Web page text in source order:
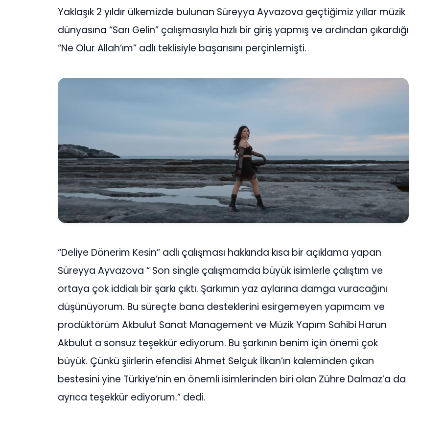
Yaklaşık 2 yıldır ülkemizde bulunan Süreyya Ayvazova geçtiğimiz yıllar müzik
dünyasına “Sarı Gelin” çalışmasıyla hızlı bir giriş yapmış ve ardından çıkardığı
“Ne Olur Allah’ım” adlı teklisiyle başarısını perçinlemişti.
“Deliye Dönerim Kesin” adlı çalışması hakkında kısa bir açıklama yapan
Süreyya Ayvazova “ Son single çalışmamda büyük isimlerle çalıştım ve
ortaya çok iddialı bir şarkı çıktı. Şarkımın yaz aylarına damga vuracağını
düşünüyorum. Bu süreçte bana desteklerini esirgemeyen yapımcım ve
prodüktörüm Akbulut Sanat Management ve Müzik Yapım Sahibi Harun
Akbulut a sonsuz teşekkür ediyorum. Bu şarkının benim için önemi çok
büyük. Çünkü şiirlerin efendisi Ahmet Selçuk İlkan’ın kaleminden çıkan
bestesini yine Türkiye’nin en önemli isimlerinden biri olan Zühre Dalmaz’a da
ayrıca teşekkür ediyorum.” dedi.